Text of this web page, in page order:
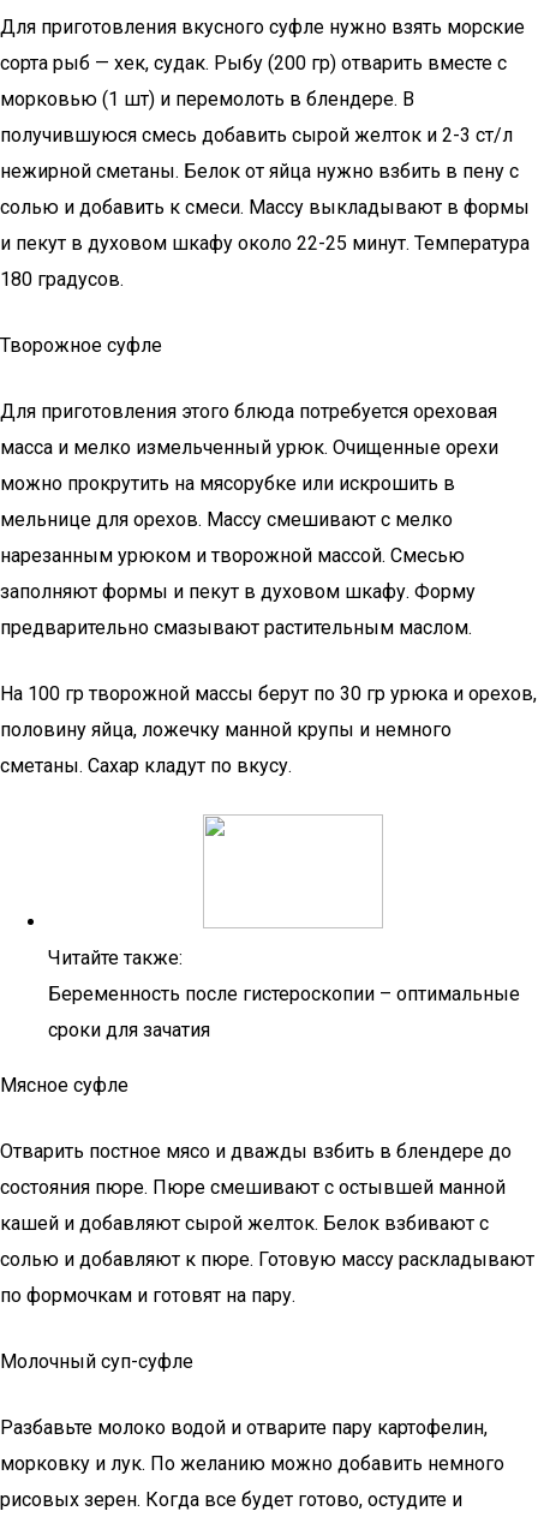
Для приготовления вкусного суфле нужно взять морские
сорта рыб — хек, судак. Рыбу (200 гр) отварить вместе с
морковью (1 шт) и перемолоть в блендере. В
получившуюся смесь добавить сырой желток и 2-3 ст/л
нежирной сметаны. Белок от яйца нужно взбить в пену с
солью и добавить к смеси. Массу выкладывают в формы
и пекут в духовом шкафу около 22-25 минут. Температура
180 градусов.
Творожное суфле
Для приготовления этого блюда потребуется ореховая
масса и мелко измельченный урюк. Очищенные орехи
можно прокрутить на мясорубке или искрошить в
мельнице для орехов. Массу смешивают с мелко
нарезанным урюком и творожной массой. Смесью
заполняют формы и пекут в духовом шкафу. Форму
предварительно смазывают растительным маслом.
На 100 гр творожной массы берут по 30 гр урюка и орехов,
половину яйца, ложечку манной крупы и немного
сметаны. Сахар кладут по вкусу.
Читайте также:
Беременность после гистероскопии – оптимальные
сроки для зачатия
Мясное суфле
Отварить постное мясо и дважды взбить в блендере до
состояния пюре. Пюре смешивают с остывшей манной
кашей и добавляют сырой желток. Белок взбивают с
солью и добавляют к пюре. Готовую массу раскладывают
по формочкам и готовят на пару.
Молочный суп-суфле
Разбавьте молоко водой и отварите пару картофелин,
морковку и лук. По желанию можно добавить немного
рисовых зерен. Когда все будет готово, остудите и